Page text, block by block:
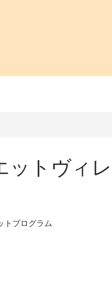
トヴィ
トプログラム